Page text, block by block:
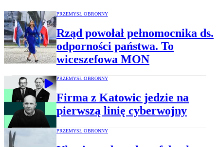
PRZEMYSŁ OBRONNY
Rząd powołał pełnomocnika ds.
odporności państwa. To
wiceszefowa MON
PRZEMYSŁ OBRONNY
Firma z Katowic jedzie na
pierwszą linię cyberwojny
PRZEMYSŁ OBRONNY